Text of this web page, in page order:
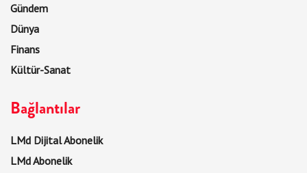
Gündem
Dünya
Finans
Kültür-Sanat
Bağlantılar
LMd Dijital Abonelik
LMd Abonelik